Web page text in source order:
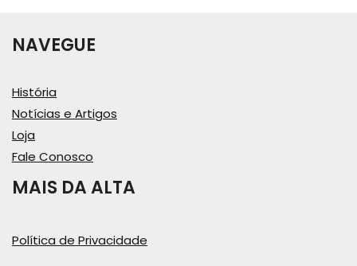
NAVEGUE
História
Notícias e Artigos
Loja
Fale Conosco
MAIS DA ALTA
Política de Privacidade